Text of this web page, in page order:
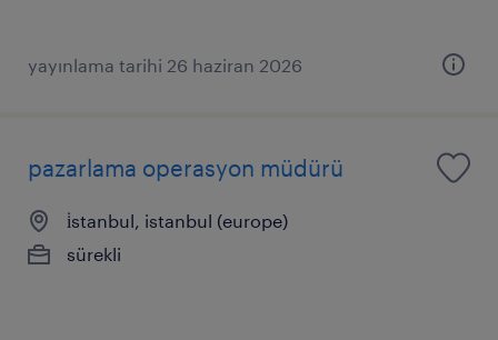
yayınlama tarihi 26 haziran 2026
pazarlama operasyon müdürü
i̇stanbul, istanbul (europe)
sürekli